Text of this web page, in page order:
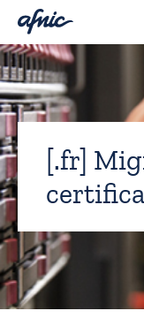
[.fr]
Panneau de gestion